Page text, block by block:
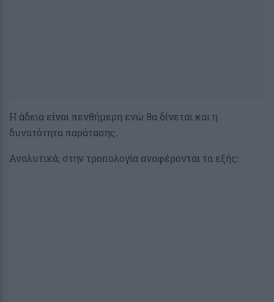
Η άδεια είναι πενθήμερη ενώ θα δίνεται και η
δυνατότητα παράτασης.
Αναλυτικά, στην τροπολογία αναφέρονται τα εξής: